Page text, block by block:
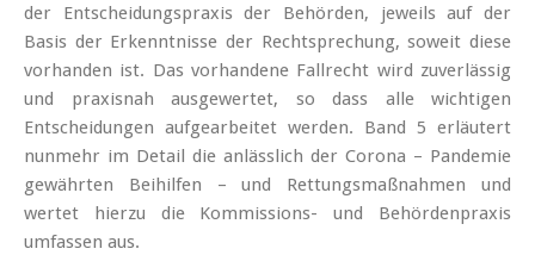
der Entscheidungspraxis der Behörden, jeweils auf der
Basis der Erkenntnisse der Rechtsprechung, soweit diese
vorhanden ist. Das vorhandene Fallrecht wird zuverlässig
und praxisnah ausgewertet, so dass alle wichtigen
Entscheidungen aufgearbeitet werden. Band 5 erläutert
nunmehr im Detail die anlässlich der Corona – Pandemie
gewährten Beihilfen – und Rettungsmaßnahmen und
wertet hierzu die Kommissions- und Behördenpraxis
umfassen aus.